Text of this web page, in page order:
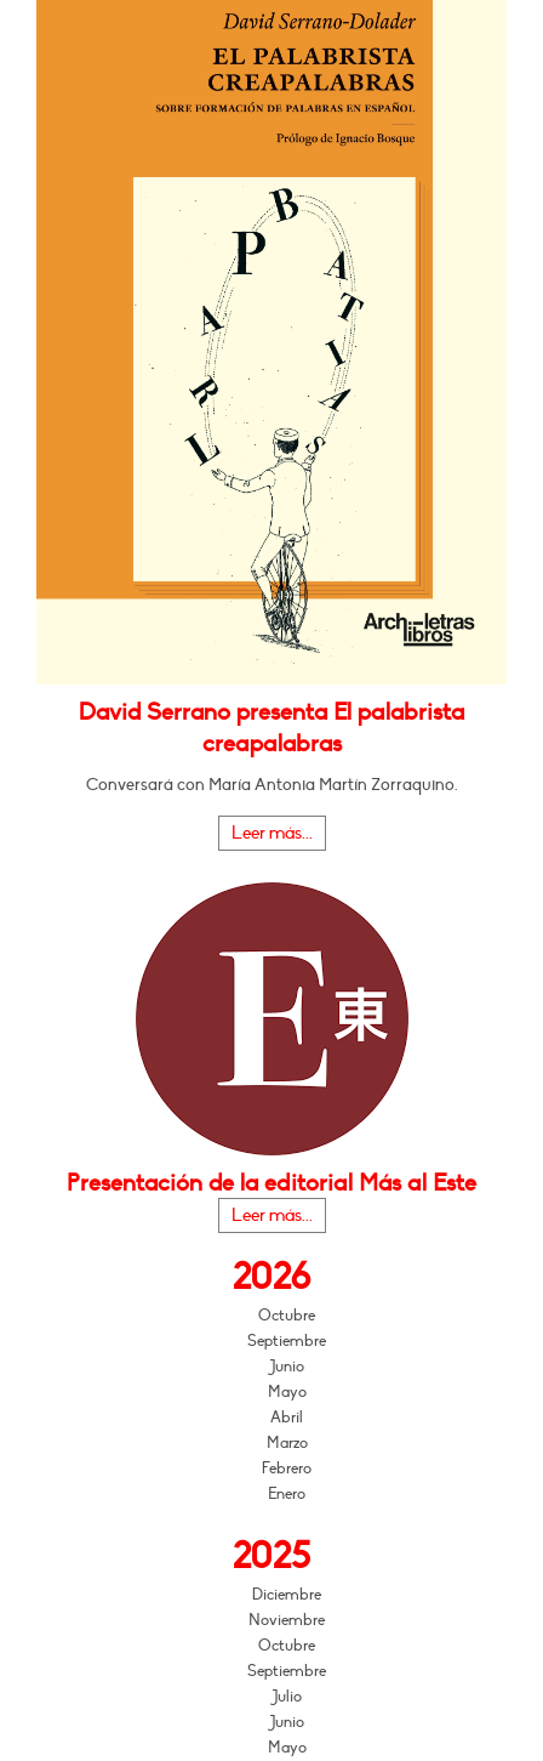
David Serrano presenta El palabrista
creapalabras
Conversará con María Antonia Martín Zorraquino.
Leer más...
Presentación de la editorial Más al Este
Leer más...
2026
Octubre
Septiembre
Junio
Mayo
Abril
Marzo
Febrero
Enero
2025
Diciembre
Noviembre
Octubre
Septiembre
Julio
Junio
Mayo